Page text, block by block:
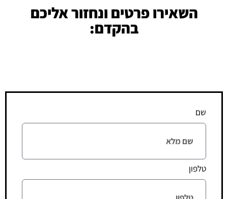
השאירו פרטים ונחזור אליכם
בהקדם:
שם
טלפון